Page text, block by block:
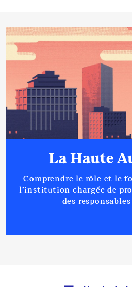
La Haute
Comprendre le rôle et le
l’institution chargée de
des